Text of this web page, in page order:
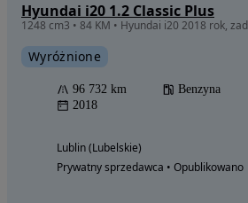
Hyundai i20 1.2 Classic Plus
Wyróżnione
96 732 km Benzyna
2018
Lublin (Lubelskie)
Prywatny sprzedawca • Opublikowano